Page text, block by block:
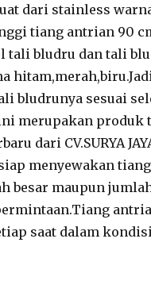
dari stainless
tiang antrian 90
tali bludru dan tali
bludrunya sesuai
merupakan produk
dari CV.SURYA
menyewakan
besar maupun
saat dalam